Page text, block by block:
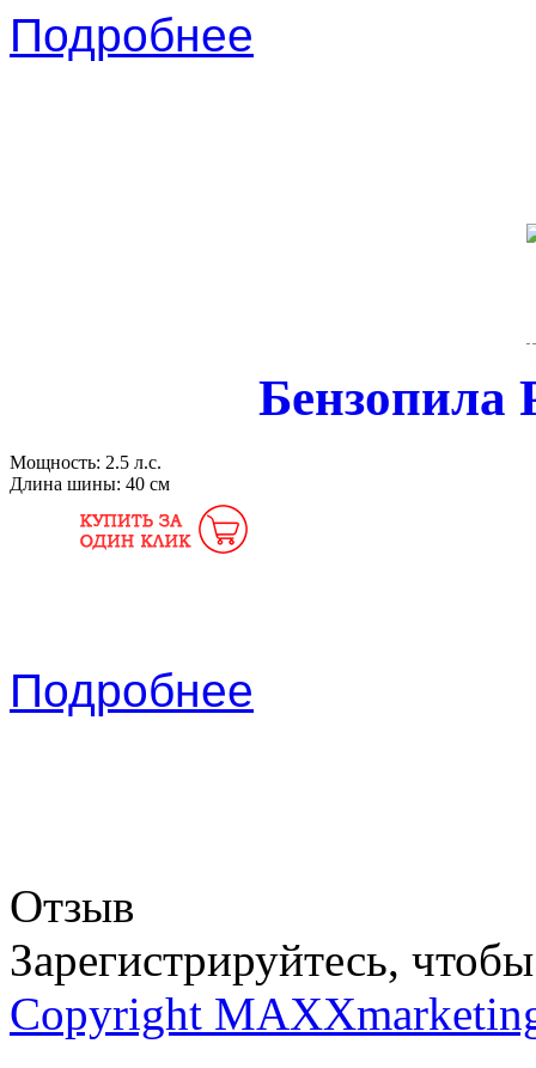
Подробнее
Мощность: 2.5 л.с.
Длина шины: 40 см
Подробнее
Отзыв
Зарегистрируйтесь,
Copyright